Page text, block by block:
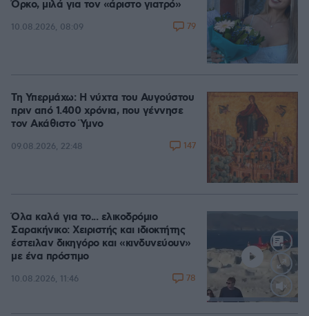
Όρκο, μιλά για τον «άριστο γιατρό»
10.08.2026, 08:09 79
Τη Υπερμάχω: Η νύχτα του Αυγούστου
πριν από 1.400 χρόνια, που γέννησε
τον Ακάθιστο Ύμνο
09.08.2026, 22:48 147
Loaded
Όλα καλά για το... ελικοδρόμιο
Σαρακήνικο: Χειριστής και ιδιοκτήτης
έστειλαν δικηγόρο και «κινδυνεύουν»
με ένα πρόστιμο
10.08.2026, 11:46 78